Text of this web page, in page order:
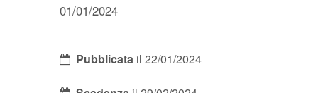
01/01/2024
Pubblicata il 22/01/2024